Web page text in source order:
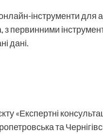
інструменти для
первинними
дані.
«Експертні
та